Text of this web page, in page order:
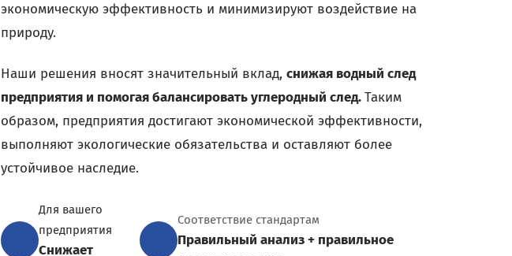
экономическую эффективность и минимизируют воздействие на
природу.
Наши решения вносят значительный вклад, снижая водный след
предприятия и помогая балансировать углеродный след.Таким
образом, предприятия достигают экономической эффективности,
выполняют экологические обязательства и оставляют более
устойчивое наследие.
Для вашего
предприятия
Снижает
Соответствие стандартам
Правильный анализ + правильное